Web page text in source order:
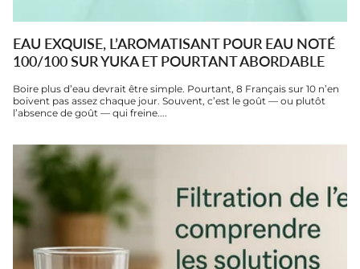
EAU EXQUISE, L’AROMATISANT POUR EAU NOTÉ
100/100 SUR YUKA ET POURTANT ABORDABLE
Boire plus d’eau devrait être simple. Pourtant, 8 Français sur 10 n’en
boivent pas assez chaque jour. Souvent, c’est le goût — ou plutôt
l’absence de goût — qui freine....